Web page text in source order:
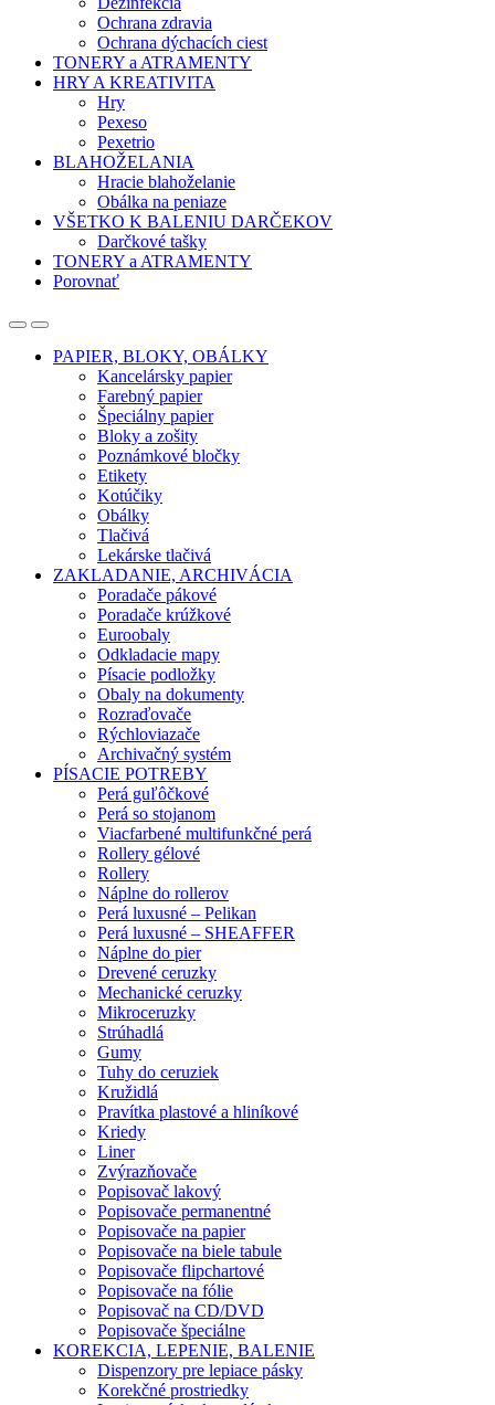
Ochrana zdravia
Ochrana dýchacích ciest
TONERY a ATRAMENTY
HRY A KREATIVITA
Hry
Pexeso
Pexetrio
BLAHOŽELANIA
Hracie blahoželanie
Obálka na peniaze
VŠETKO K BALENIU DARČEKOV
Darčkové tašky
TONERY a ATRAMENTY
Porovnať
OpenClose
PAPIER, BLOKY, OBÁLKY
Kancelársky papier
Farebný papier
Špeciálny papier
Bloky a zošity
Poznámkové bločky
Etikety
Kotúčiky
Obálky
Tlačivá
Lekárske tlačivá
ZAKLADANIE, ARCHIVÁCIA
Poradače pákové
Poradače krúžkové
Euroobaly
Odkladacie mapy
Písacie podložky
Obaly na dokumenty
Rozraďovače
Rýchloviazače
Archivačný systém
PÍSACIE POTREBY
Perá guľôčkové
Perá so stojanom
Viacfarbené multifunkčné perá
Rollery gélové
Rollery
Náplne do rollerov
Perá luxusné – Pelikan
Perá luxusné – SHEAFFER
Náplne do pier
Drevené ceruzky
Mechanické ceruzky
Mikroceruzky
Strúhadlá
Gumy
Tuhy do ceruziek
Kružidlá
Pravítka plastové a hliníkové
Kriedy
Liner
Zvýrazňovače
Popisovač lakový
Popisovače permanentné
Popisovače na papier
Popisovače na biele tabule
Popisovače flipchartové
Popisovače na fólie
Popisovač na CD/DVD
Popisovače špeciálne
KOREKCIA, LEPENIE, BALENIE
Dispenzory pre lepiace pásky
Korekčné prostriedky